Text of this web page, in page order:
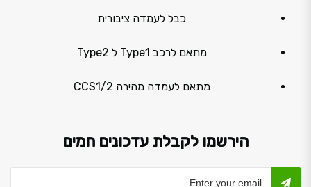
כבל לעמדה ציבורית
מתאם לרכב Type1 ל Type2
מתאם לעמדה מהירה CCS1/2
הירשמו לקבלת עדכונים חמים